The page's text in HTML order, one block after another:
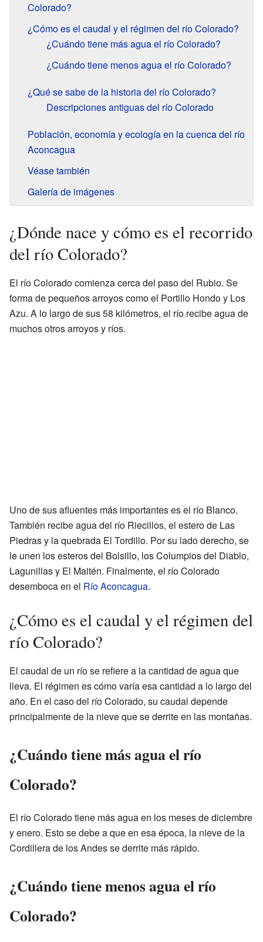
Colorado?
¿Cómo es el caudal y el régimen del río Colorado?
¿Cuándo tiene más agua el río Colorado?
¿Cuándo tiene menos agua el río Colorado?
¿Qué se sabe de la historia del río Colorado?
Descripciones antiguas del río Colorado
Población, economía y ecología en la cuenca del río
Aconcagua
Véase también
Galería de imágenes
¿Dónde nace y cómo es el recorrido
del río Colorado?
El río Colorado comienza cerca del paso del Rubio. Se
forma de pequeños arroyos como el Portillo Hondo y Los
Azu. A lo largo de sus 58 kilómetros, el río recibe agua de
muchos otros arroyos y ríos.
Uno de sus afluentes más importantes es el río Blanco.
También recibe agua del río Riecillos, el estero de Las
Piedras y la quebrada El Tordillo. Por su lado derecho, se
le unen los esteros del Bolsillo, los Columpios del Diablo,
Lagunillas y El Maitén. Finalmente, el río Colorado
desemboca en el Río Aconcagua.
¿Cómo es el caudal y el régimen del
río Colorado?
El caudal de un río se refiere a la cantidad de agua que
lleva. El régimen es cómo varía esa cantidad a lo largo del
año. En el caso del río Colorado, su caudal depende
principalmente de la nieve que se derrite en las montañas.
¿Cuándo tiene más agua el río
Colorado?
El río Colorado tiene más agua en los meses de diciembre
y enero. Esto se debe a que en esa época, la nieve de la
Cordillera de los Andes se derrite más rápido.
¿Cuándo tiene menos agua el río
Colorado?